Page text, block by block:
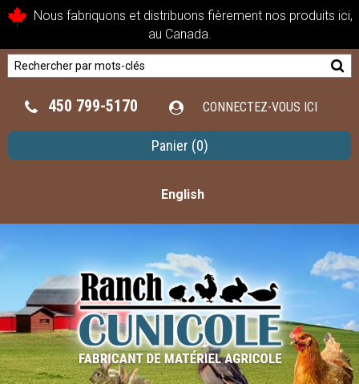
Nous fabriquons et distribuons fièrement nos produits ici,
au Canada.
450 799-5170 CONNECTEZ-VOUS ICI
Panier (0)
English